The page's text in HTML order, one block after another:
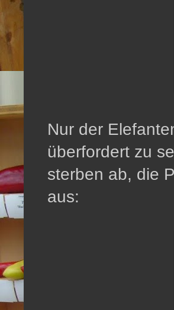
Nur der
überfordert zu
sterben ab, die
aus: